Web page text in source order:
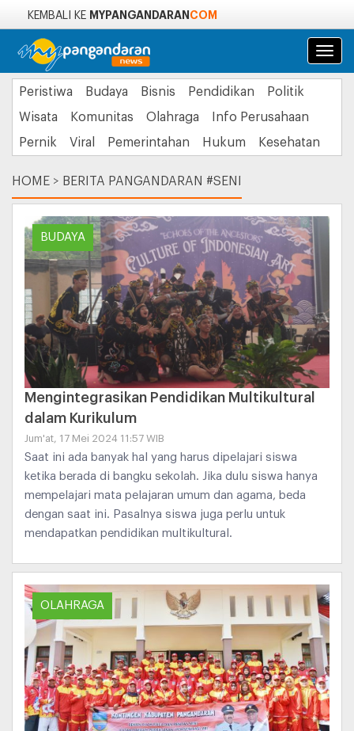
KEMBALI KE MYPANGANDARAN COM
Peristiwa Budaya Bisnis Pendidikan
Politik
Wisata
Komunitas Olahraga
Info Perusahaan
Pernik
Viral Pemerintahan Hukum Kesehatan
HOME > BERITA PANGANDARAN #SENI
BUDAYA
Mengintegrasikan Pendidikan Multikultural
dalam Kurikulum
Jum'at, 17 Mei 2024 11:57 WIB
Saat ini ada banyak hal yang harus dipelajari siswa
ketika berada di bangku sekolah. Jika dulu siswa hanya
mempelajari mata pelajaran umum dan agama, beda
dengan saat ini. Pasalnya siswa juga perlu untuk
mendapatkan pendidikan multikultural.
OLAHRAGA